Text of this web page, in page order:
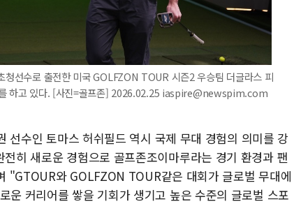
선수로 출전한 미국 GOLFZON TOUR 시즌2 우승팀 더글라스 피
하고 있다. [사진=골프존] 2026.02.25 iaspire@newspim.com
수인 토마스 허쉬필드 역시 국제 무대 경험의 의미를 강
히 새로운 경험으로 골프존조이마루라는 경기 환경과 팬
"GTOUR와 GOLFZON TOUR같은 대회가 글로벌 무대에
운 커리어를 쌓을 기회가 생기고 높은 수준의 글로벌 스포